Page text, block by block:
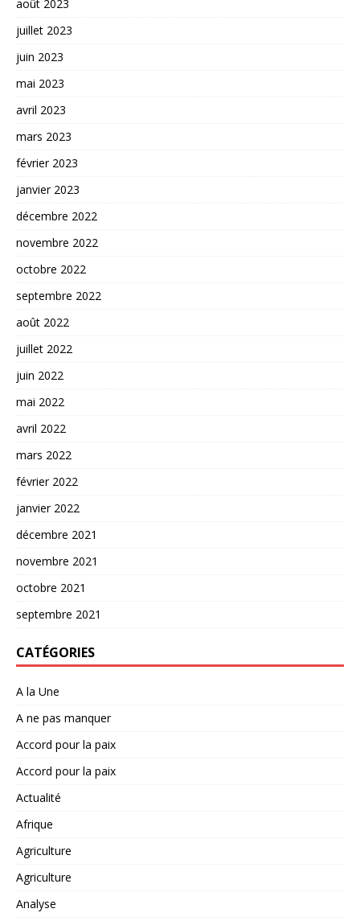
août 2023
juillet 2023
juin 2023
mai 2023
avril 2023
mars 2023
février 2023
janvier 2023
décembre 2022
novembre 2022
octobre 2022
septembre 2022
août 2022
juillet 2022
juin 2022
mai 2022
avril 2022
mars 2022
février 2022
janvier 2022
décembre 2021
novembre 2021
octobre 2021
septembre 2021
CATÉGORIES
A la Une
A ne pas manquer
Accord pour la paix
Accord pour la paix
Actualité
Afrique
Agriculture
Agriculture
Analyse